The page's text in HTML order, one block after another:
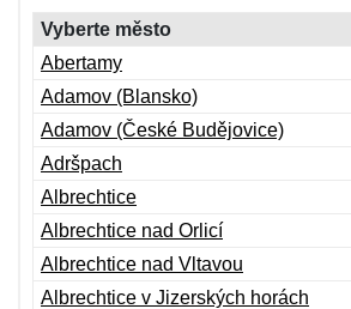
Vyberte město
Abertamy
Adamov (Blansko)
Adamov (České Budějovice)
Adršpach
Albrechtice
Albrechtice nad Orlicí
Albrechtice nad Vltavou
Albrechtice v Jizerských horách